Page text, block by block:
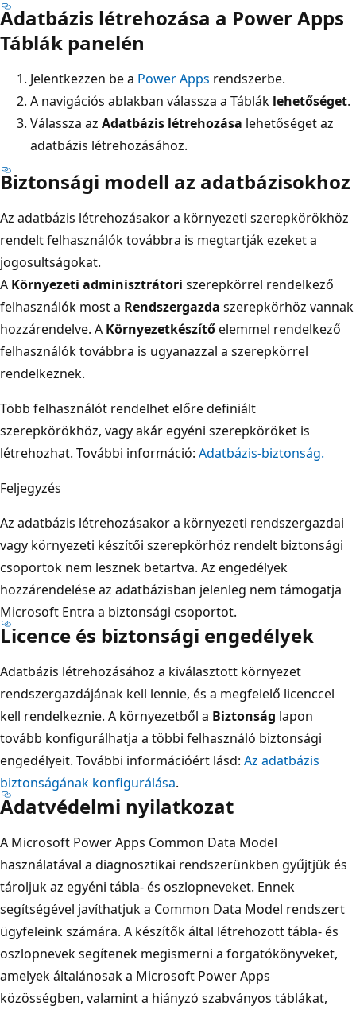
Adatbázis létrehozása a Power Apps
Táblák panelén
Jelentkezzen be a Power Apps rendszerbe.
A navigációs ablakban válassza a Táblák lehetőséget.
Válassza az Adatbázis létrehozása lehetőséget az
adatbázis létrehozásához.
Biztonsági modell az adatbázisokhoz
Az adatbázis létrehozásakor a környezeti szerepkörökhöz
rendelt felhasználók továbbra is megtartják ezeket a
jogosultságokat.
A Környezeti adminisztrátori szerepkörrel rendelkező
felhasználók most a Rendszergazda szerepkörhöz vannak
hozzárendelve. A Környezetkészítőelemmel rendelkező
felhasználók továbbra is ugyanazzal a szerepkörrel
rendelkeznek.
Több felhasználót rendelhet előre definiált
szerepkörökhöz, vagy akár egyéni szerepköröket is
létrehozhat. További információ: Adatbázis-biztonság.
Feljegyzés
Az adatbázis létrehozásakor a környezeti rendszergazdai
vagy környezeti készítői szerepkörhöz rendelt biztonsági
csoportok nem lesznek betartva. Az engedélyek
hozzárendelése az adatbázisban jelenleg nem támogatja
Microsoft Entra a biztonsági csoportot.
Licence és biztonsági engedélyek
Adatbázis létrehozásához a kiválasztott környezet
rendszergazdájának kell lennie, és a megfelelő licenccel
kell rendelkeznie. A környezetből a Biztonság lapon
tovább konfigurálhatja a többi felhasználó biztonsági
engedélyeit. További információért lásd: Az adatbázis
biztonságának konfigurálása.
Adatvédelmi nyilatkozat
A Microsoft Power Apps Common Data Model
használatával a diagnosztikai rendszerünkben gyűjtjük és
tároljuk az egyéni tábla- és oszlopneveket. Ennek
segítségével javíthatjuk a Common Data Model rendszert
ügyfeleink számára. A készítők által létrehozott tábla- és
oszlopnevek segítenek megismerni a forgatókönyveket,
amelyek általánosak a Microsoft Power Apps
közösségben, valamint a hiányzó szabványos táblákat,